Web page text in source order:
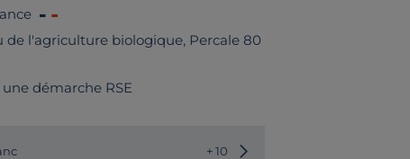
de l'agriculture biologique, Percale 80
démarche RSE
+ 10 Choisir une autre couleur